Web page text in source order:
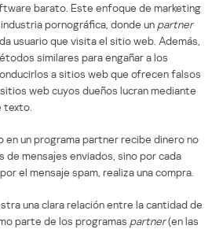
barato. Este enfoque de marketing
pornográfica, donde un partner
usuario que visita el sitio web. Además,
similares para engañar a los
a sitios web que ofrecen falsos
web cuyos dueños lucran mediante
texto.
en un programa partner recibe dinero no
de mensajes enviados, sino por cada
el mensaje spam, realiza una compra.
una clara relación entre la cantidad de
parte de los programas partner(en las